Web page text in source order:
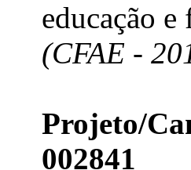
educação e
(CFAE -
Projeto/
002841